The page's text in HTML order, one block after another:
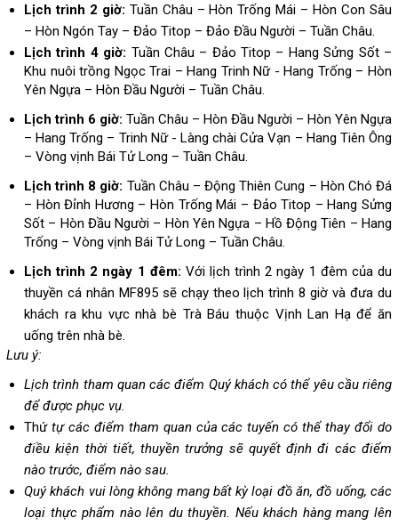
Lịch trình 2 giờ: Tuần Châu – Hòn Trống Mái – Hòn Con Sâu
– Hòn Ngón Tay – Đảo Titop – Đảo Đầu Người – Tuần Châu.
Lịch trình 4 giờ: Tuần Châu – Đảo Titop – Hang Sửng Sốt –
Khu nuôi trồng Ngọc Trai – Hang Trinh Nữ - Hang Trống – Hòn
Yên Ngựa – Hòn Đầu Người – Tuần Châu.
Lịch trình 6 giờ: Tuần Châu – Hòn Đầu Người – Hòn Yên Ngựa
– Hang Trống – Trinh Nữ - Làng chài Cửa Vạn – Hang Tiên Ông
– Vòng vịnh Bái Tử Long – Tuần Châu.
Lịch trình 8 giờ: Tuần Châu – Động Thiên Cung – Hòn Chó Đá
– Hòn Đỉnh Hương – Hòn Trống Mái – Đảo Titop – Hang Sửng
Sốt – Hòn Đầu Người – Hòn Yên Ngựa – Hồ Động Tiên – Hang
Trống – Vòng vịnh Bái Tử Long – Tuần Châu.
Lịch trình 2 ngày 1 đêm: Với lịch trình 2 ngày 1 đêm của du
thuyền cá nhân MF895 sẽ chạy theo lịch trình 8 giờ và đưa du
khách ra khu vực nhà bè Trà Báu thuộc Vịnh Lan Hạ để ăn
uống trên nhà bè.
Lưu ý:
Lịch trình tham quan các điểm Quý khách có thể yêu cầu riêng
để được phục vụ.
Thứ tự các điểm tham quan của các tuyến có thể thay đổi do
điều kiện thời tiết, thuyền trưởng sẽ quyết định đi các điểm
nào trước, điểm nào sau.
Quý khách vui lòng không mang bất kỳ loại đồ ăn, đồ uống, các
loại thực phẩm nào lên du thuyền. Nếu khách hàng mang lên